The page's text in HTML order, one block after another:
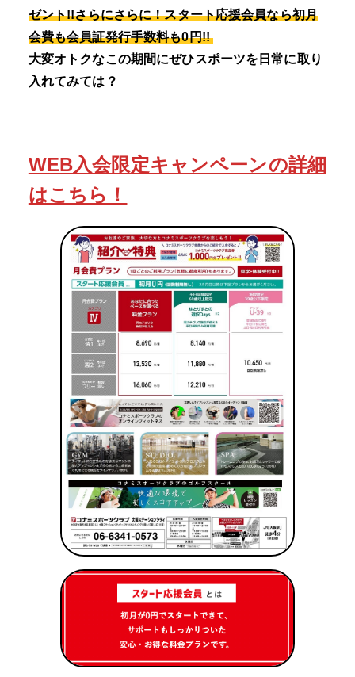
ゼント!!さらにさらに！スタート応援会員なら初月
会費も会員証発行手数料も0円!!
大変オトクなこの期間にぜひスポーツを日常に取り
入れてみては？
WEB入会限定キャンペーンの詳細
はこちら！